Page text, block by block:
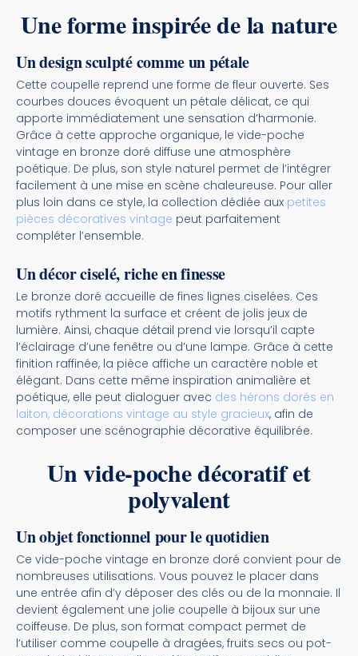
Une forme inspirée de la nature
Un design sculpté comme un pétale
Cette coupelle reprend une forme de fleur ouverte. Ses
courbes douces évoquent un pétale délicat, ce qui
apporte immédiatement une sensation d’harmonie.
Grâce à cette approche organique, le vide-poche
vintage en bronze doré diffuse une atmosphère
poétique. De plus, son style naturel permet de l’intégrer
facilement à une mise en scène chaleureuse. Pour aller
plus loin dans ce style, la collection dédiée aux petites
pièces décoratives vintage peut parfaitement
compléter l’ensemble.
Un décor ciselé, riche en finesse
Le bronze doré accueille de fines lignes ciselées. Ces
motifs rythment la surface et créent de jolis jeux de
lumière. Ainsi, chaque détail prend vie lorsqu’il capte
l’éclairage d’une fenêtre ou d’une lampe. Grâce à cette
finition raffinée, la pièce affiche un caractère noble et
élégant. Dans cette même inspiration animalière et
poétique, elle peut dialoguer avec des hérons dorés en
laiton, décorations vintage au style gracieux, afin de
composer une scénographie décorative équilibrée.
Un vide-poche décoratif et
polyvalent
Un objet fonctionnel pour le quotidien
Ce vide-poche vintage en bronze doré convient pour de
nombreuses utilisations. Vous pouvez le placer dans
une entrée afin d’y déposer des clés ou de la monnaie. Il
devient également une jolie coupelle à bijoux sur une
coiffeuse. De plus, son format compact permet de
l’utiliser comme coupelle à dragées, fruits secs ou pot-